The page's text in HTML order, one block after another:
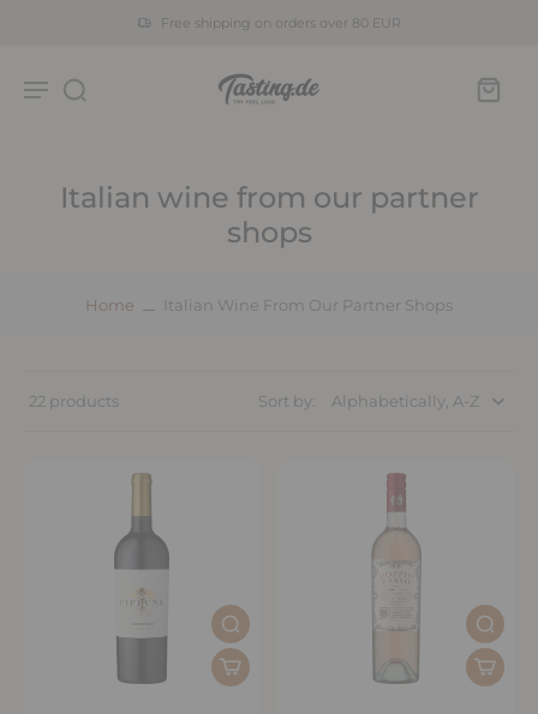
Free shipping on orders over 80 EUR
Italian wine from our partner
shops
Home Italian Wine From Our Partner Shops
22 products Sort by: